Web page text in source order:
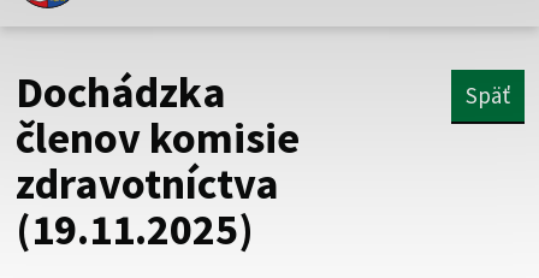
Toto je oficiálna webová stránka Prešovského
Táto stránka je zabezpečená
Buďte pozorní a vždy sa uistite, že zdieľate informácie iba
cez zabezpečenú webovú stránku. Zabezpečená stránka
vždy začína https:// pred názvom domény webového sídla.
Dochádzka
členov komisie
zdravotníctva
(19.11.2025)
Späť